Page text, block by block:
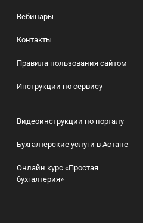
Вебинары
Контакты
Правила пользования сайтом
Инструкции по сервису
Видеоинструкции по порталу
Бухгалтерские услуги в Астане
Онлайн курс «Простая
бухгалтерия»